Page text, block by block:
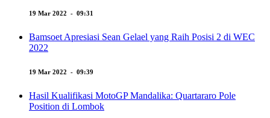
19 Mar 2022 - 09:31
Bamsoet Apresiasi Sean Gelael yang Raih Posisi 2 di WEC
2022
19 Mar 2022 - 09:39
Hasil Kualifikasi MotoGP Mandalika: Quartararo Pole
Position di Lombok